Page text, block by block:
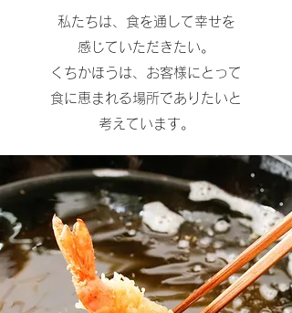
私たちは、食を通して幸せを
感じていただきたい。
くちかほうは、お客様にとって
食に恵まれる場所でありたいと
考えています。